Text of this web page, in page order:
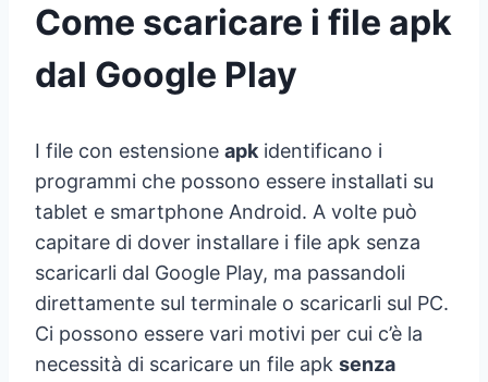
Come scaricare i file apk
dal Google Play
I file con estensione apkidentificano i
programmi che possono essere installati su
tablet e smartphone Android. A volte può
capitare di dover installare i file apk senza
scaricarli dal Google Play, ma passandoli
direttamente sul terminale o scaricarli sul PC.
Ci possono essere vari motivi per cui c’è la
necessità di scaricare un file apk senza